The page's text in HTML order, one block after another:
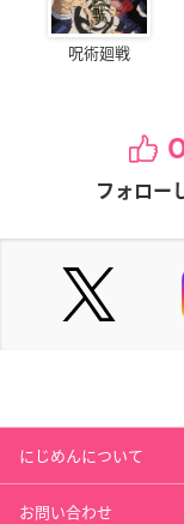
呪術廻戦
フォロー
にじめんについて
お問い合わせ